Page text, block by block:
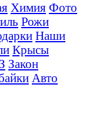
Химия Фото
Рожи
Наши
Крысы
Закон
Авто